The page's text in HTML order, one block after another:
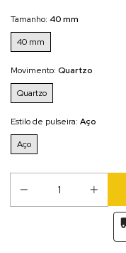
Tamanho: 40 mm
40 mm
Movimento: Quartzo
Quartzo
Estilo de pulseira: Aço
Aço